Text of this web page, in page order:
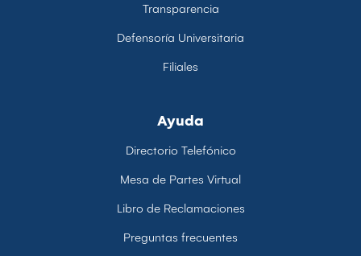
Transparencia
Defensoría Universitaria
Filiales
Ayuda
Directorio Telefónico
Mesa de Partes Virtual
Libro de Reclamaciones
Preguntas frecuentes